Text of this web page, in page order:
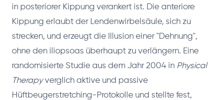
in posteriorer Kippung verankert ist. Die anteriore
Kippung erlaubt der Lendenwirbelsäule, sich zu
strecken, und erzeugt die Illusion einer "Dehnung",
ohne den iliopsoas überhaupt zu verlängern. Eine
randomisierte Studie aus dem Jahr 2004 in Physical
Therapyverglich aktive und passive
Hüftbeugerstretching-Protokolle und stellte fest,